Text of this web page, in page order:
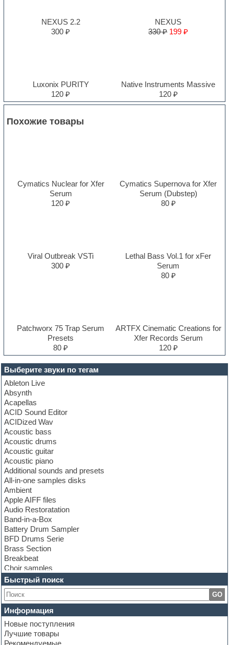
Выберите звуки по тегам
Ableton Live
Absynth
Acapellas
ACID Sound Editor
ACIDized Wav
Acoustic bass
Acoustic drums
Acoustic guitar
Acoustic piano
Additional sounds and presets
All-in-one samples disks
Ambient
Apple AIFF files
Audio Restoratation
Band-in-a-Box
Battery Drum Sampler
BFD Drums Serie
Brass Section
Breakbeat
Choir samples
Chris Hein Samples
Cinematic samples
Club bass
Club leads
Club sounds
Construction kits
Convolution
Быстрый поиск
GO
Информация
Новые поступления
Лучшие товары
Рекомендуемые
NEXUS 2.2
300 ₽
NEXUS
330 ₽ 199 ₽
Luxonix PURITY
120 ₽
Native Instruments Massive
120 ₽
Похожие товары
Cymatics Nuclear for Xfer
Serum
120 ₽
Cymatics Supernova for Xfer
Serum (Dubstep)
80 ₽
Viral Outbreak VSTi
300 ₽
Lethal Bass Vol.1 for xFer
Serum
80 ₽
Patchworx 75 Trap Serum
Presets
80 ₽
ARTFX Cinematic Creations for
Xfer Records Serum
120 ₽